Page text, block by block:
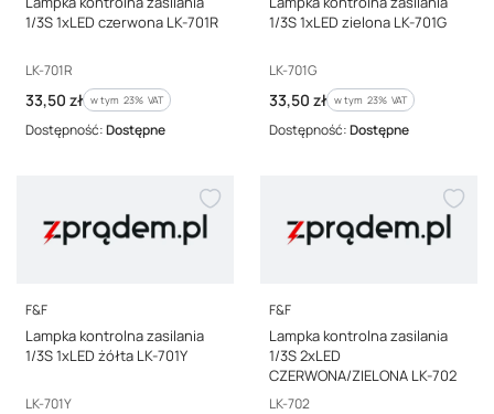
1/3S 1xLED czerwona LK-701R
Kod producenta
LK-701R
Cena brutto
33,50 zł w tym %s VAT
w tym 23% VAT
Dostępność:Dostępne
1/3S 1xLED zielona LK-701G
Kod producenta
LK-701G
Cena brutto
33,50 zł w tym %s VAT
w tym 23% VAT
Dostępność:Dostępne
PRODUCENT
F&F
Lampka kontrolna zasilania
1/3S 1xLED żółta LK-701Y
Kod producenta
LK-701Y
PRODUCENT
F&F
Lampka kontrolna zasilania
1/3S 2xLED
CZERWONA/ZIELONA LK-702
Kod producenta
LK-702